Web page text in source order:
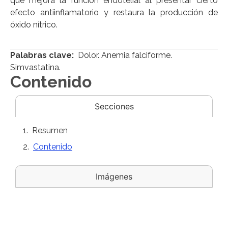
efecto antiinflamatorio y restaura la producción de
óxido nítrico.
Palabras clave: Dolor. Anemia falciforme.
Simvastatina.
Contenido
Secciones
Imágenes
Resumen
Contenido